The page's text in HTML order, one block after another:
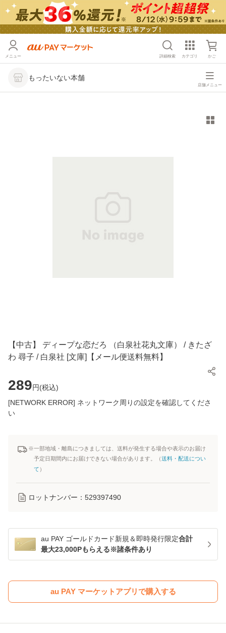
メニュー 詳細検索 カテゴリ かご
もったいない本舗
店舗メニュー
【中古】 ディープな恋だろ （白泉社花丸文庫） / きたざ
わ 尋子 / 白泉社 [文庫]【メール便送料無料】
289円(税込)
[NETWORK ERROR] ネットワーク周りの設定を確認してくださ
い
※一部地域・離島につきましては、送料が発生する場合や表示のお届け
予定日期間内にお届けできない場合があります。（送料・配送につい
て ）
ロットナンバー： 529397490
au PAY ゴールドカード新規＆即時発行限定合計
最大23,000Pもらえる※諸条件あり
au PAY マーケットアプリで購入する